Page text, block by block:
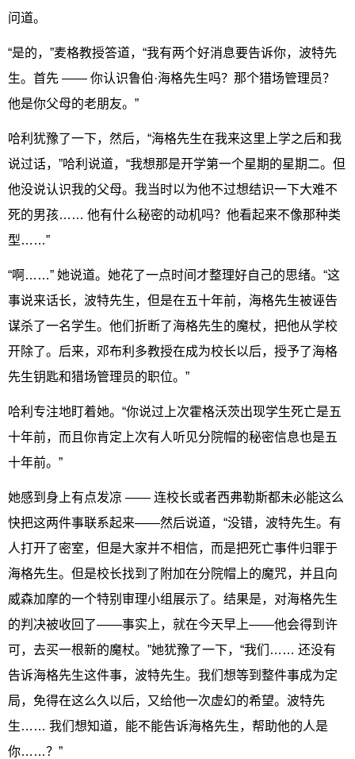
问道。
“是的，”麦格教授答道，“我有两个好消息要告诉你，波特先
生。首先 —— 你认识鲁伯·海格先生吗？那个猎场管理员？
他是你父母的老朋友。”
哈利犹豫了一下，然后，“海格先生在我来这里上学之后和我
说过话，”哈利说道，“我想那是开学第一个星期的星期二。但
他没说认识我的父母。我当时以为他不过想结识一下大难不
死的男孩…… 他有什么秘密的动机吗？他看起来不像那种类
型……”
“啊……” 她说道。她花了一点时间才整理好自己的思绪。“这
事说来话长，波特先生，但是在五十年前，海格先生被诬告
谋杀了一名学生。他们折断了海格先生的魔杖，把他从学校
开除了。后来，邓布利多教授在成为校长以后，授予了海格
先生钥匙和猎场管理员的职位。”
哈利专注地盯着她。“你说过上次霍格沃茨出现学生死亡是五
十年前，而且你肯定上次有人听见分院帽的秘密信息也是五
十年前。”
她感到身上有点发凉 —— 连校长或者西弗勒斯都未必能这么
快把这两件事联系起来——然后说道，“没错，波特先生。有
人打开了密室，但是大家并不相信，而是把死亡事件归罪于
海格先生。但是校长找到了附加在分院帽上的魔咒，并且向
威森加摩的一个特别审理小组展示了。结果是，对海格先生
的判决被收回了——事实上，就在今天早上——他会得到许
可，去买一根新的魔杖。”她犹豫了一下，“我们…… 还没有
告诉海格先生这件事，波特先生。我们想等到整件事成为定
局，免得在这么久以后，又给他一次虚幻的希望。波特先
生…… 我们想知道，能不能告诉海格先生，帮助他的人是
你……？”